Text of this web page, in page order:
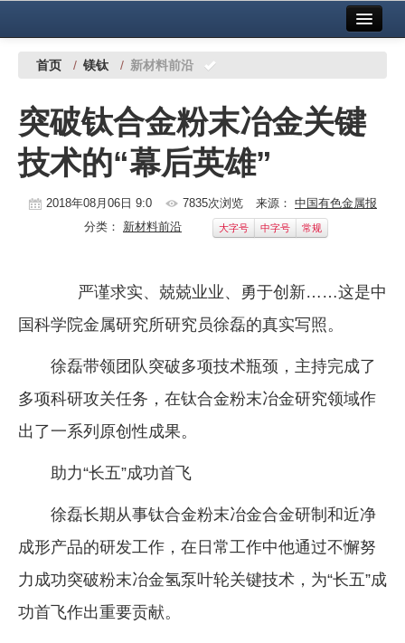
中国有色金属报社主办 广告服务
铜镍铅锌
铝
稀有稀土
镁钛
党建工作
企业文化
《资源再生》杂志
行情报价
数字报
首页 / 镁钛 / 新材料前沿
突破钛合金粉末冶金关键
技术的“幕后英雄”
2018年08月06日 9:0 7835次浏览 来源： 中国有色金属报
分类： 新材料前沿 大字号 中字号 常规
严谨求实、兢兢业业、勇于创新……这是中
国科学院金属研究所研究员徐磊的真实写照。
徐磊带领团队突破多项技术瓶颈，主持完成了
多项科研攻关任务，在钛合金粉末冶金研究领域作
出了一系列原创性成果。
助力“长五”成功首飞
徐磊长期从事钛合金粉末冶金合金研制和近净
成形产品的研发工作，在日常工作中他通过不懈努
力成功突破粉末冶金氢泵叶轮关键技术，为“长五”成
功首飞作出重要贡献。